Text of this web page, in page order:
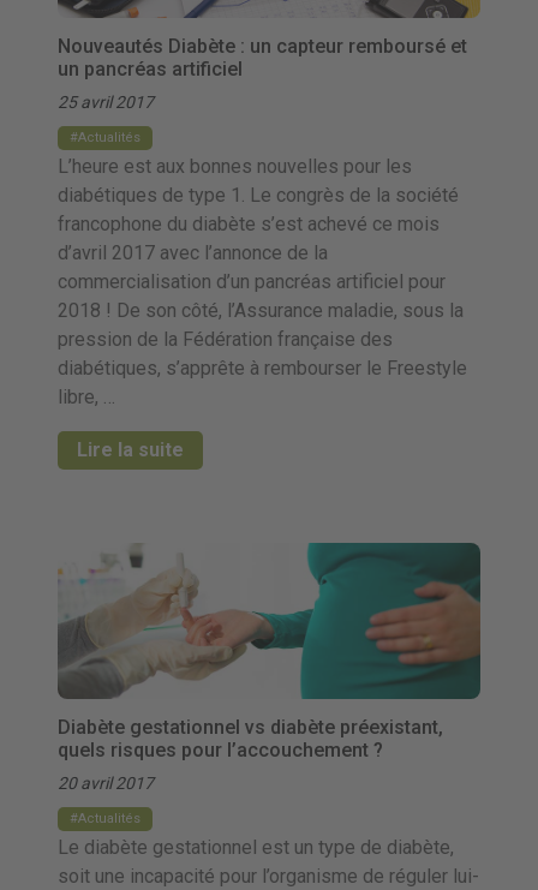
Nouveautés Diabète : un capteur remboursé et
un pancréas artificiel
25 avril 2017
Actualités
L’heure est aux bonnes nouvelles pour les
diabétiques de type 1. Le congrès de la société
francophone du diabète s’est achevé ce mois
d’avril 2017 avec l’annonce de la
commercialisation d’un pancréas artificiel pour
2018 ! De son côté, l’Assurance maladie, sous la
pression de la Fédération française des
diabétiques, s’apprête à rembourser le Freestyle
libre, …
Lire la suite
Diabète gestationnel vs diabète préexistant,
quels risques pour l’accouchement ?
20 avril 2017
Actualités
Le diabète gestationnel est un type de diabète,
soit une incapacité pour l’organisme de réguler lui-